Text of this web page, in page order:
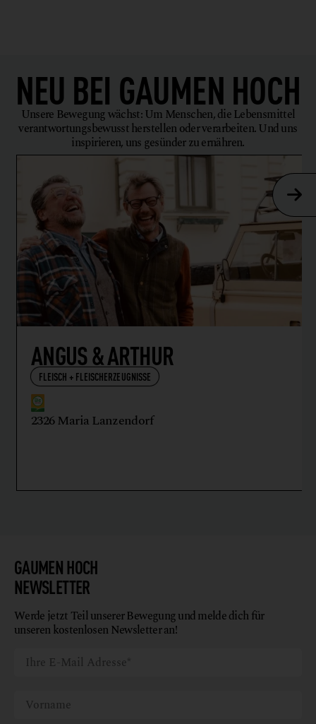
NEU BEI GAUMEN HOCH
Unsere Bewegung wächst: Um Menschen, die Lebensmittel
verantwortungsbewusst herstellen oder verarbeiten. Und uns
inspirieren, uns gesünder zu ernähren.
ANGUS & ARTHUR
FLEISCH + FLEISCHERZEUGNISSE
2326 Maria Lanzendorf
GAUMEN HOCH
NEWSLETTER
Werde jetzt Teil unserer Bewegung und melde dich für
unseren kostenlosen Newsletter an!